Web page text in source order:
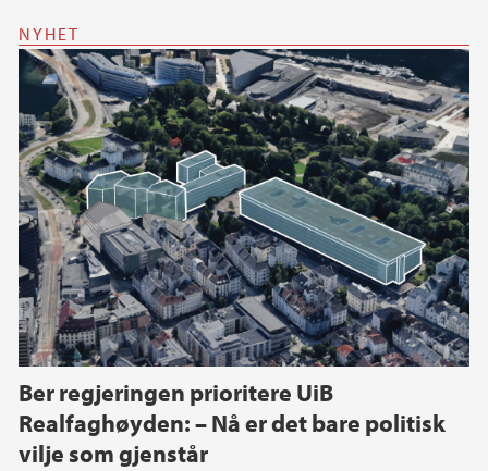
NYHET
Ber regjeringen prioritere UiB
Realfaghøyden: – Nå er det bare politisk
vilje som gjenstår